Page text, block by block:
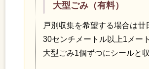
大型ごみ（有料）
戸別収集を希望する場合は
30センチメートル以上1メー
大型ごみ1個ずつにシールと